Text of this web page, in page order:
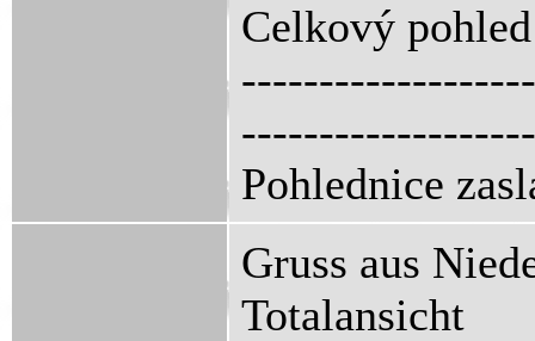
Celkový pohled
-------------------
Pohlednice
Gruss aus
Totalansicht